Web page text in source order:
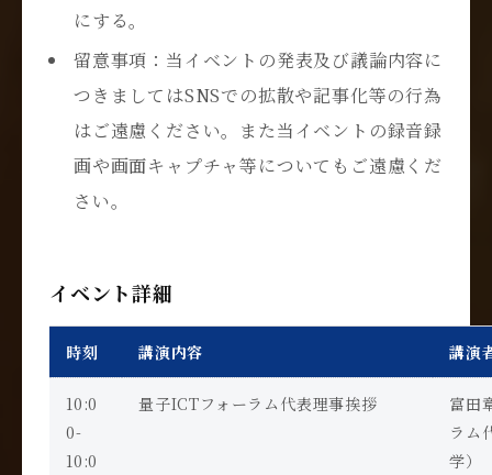
にする。
留意事項：当イベントの発表及び議論内容に
つきましてはSNSでの拡散や記事化等の行為
はご遠慮ください。また当イベントの録音録
画や画面キャプチャ等についてもご遠慮くだ
さい。
イベント詳細
時刻 講演内容 講演
10:0
0-
10:0
量子ICTフォーラム代表理事挨拶
富田
ラム
学）